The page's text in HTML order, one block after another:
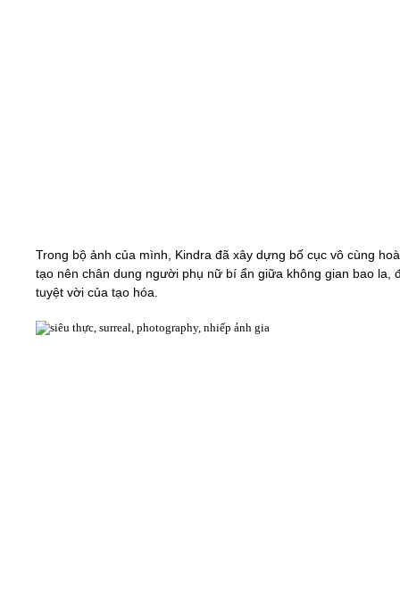
Trong bộ ảnh của mình, Kindra đã xây dựng bố cục vô cùng
tạo nên chân dung người phụ nữ bí ẩn giữa không gian bao la,
tuyệt vời của tạo hóa.